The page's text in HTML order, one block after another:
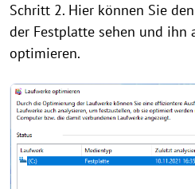
Schritt 2. Hier können Sie
der Festplatte sehen und ihn
optimieren.